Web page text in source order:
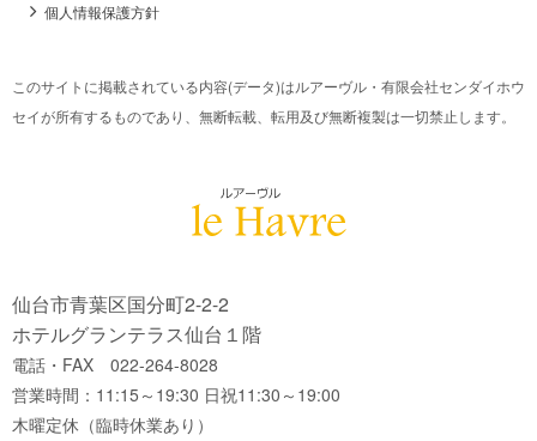
個人情報保護方針
このサイトに掲載されている内容(データ)はルアーヴル・有限会社センダイホウ
セイが所有するものであり、無断転載、転用及び無断複製は一切禁止します。
仙台市青葉区国分町2-2-2
ホテルグランテラス仙台１階
電話・FAX 022-264-8028
営業時間：11:15～19:30 日祝11:30～19:00
木曜定休（臨時休業あり）